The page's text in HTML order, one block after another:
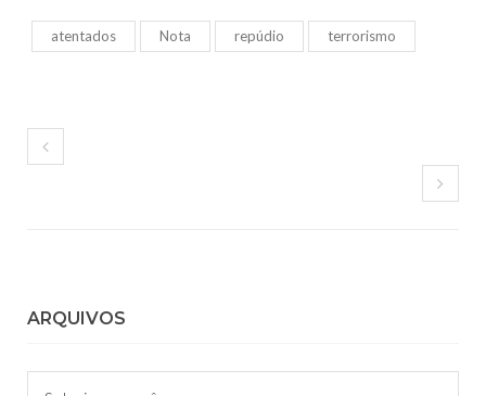
atentados Nota repúdio terrorismo
ARQUIVOS
Arquivos